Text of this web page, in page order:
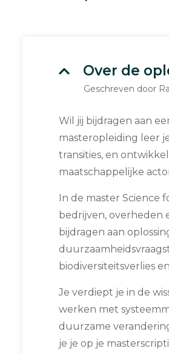
Over de
Geschreven door
Wil jij bijdragen aan
masteropleiding leer
transities, en
maatschappelijke
In de master Science
bedrijven, overheden
bijdragen aan
biodiversiteitsverlies
Je verdiept je in de
werken met
duurzame
je je op je